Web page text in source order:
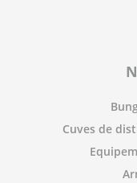
Cuves de